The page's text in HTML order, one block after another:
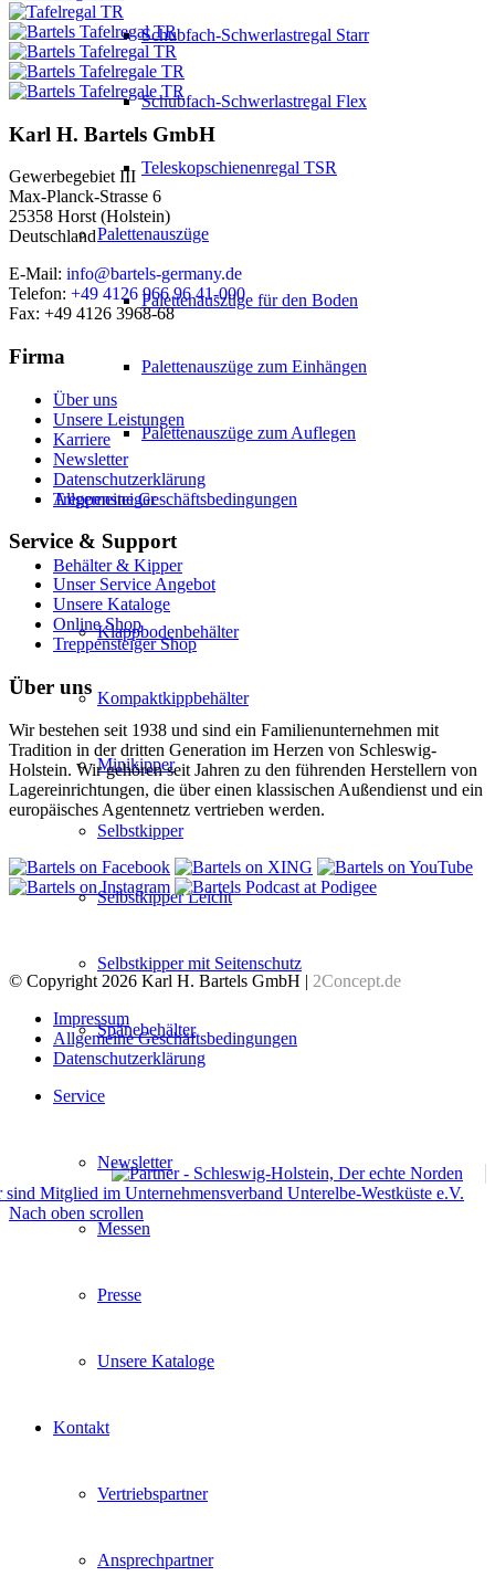
Schubfach-Schwerlastregal Starr
Schubfach-Schwerlastregal Flex
Teleskopschienenregal TSR
Palettenauszüge
Palettenauszüge für den Boden
Palettenauszüge zum Einhängen
Palettenauszüge zum Auflegen
Treppensteiger
Behälter & Kipper
Klappbodenbehälter
Kompaktkippbehälter
Minikipper
Selbstkipper
Selbstkipper Leicht
Selbstkipper mit Seitenschutz
Spänebehälter
Service
Newsletter
Messen
Presse
Unsere Kataloge
Kontakt
Vertriebspartner
Ansprechpartner
Karl H. Bartels GmbH
Gewerbegebiet III
Max-Planck-Strasse 6
25358 Horst (Holstein)
Deutschland
E-Mail: info@bartels-germany.de
Telefon: +49 4126 966 96 41-000
Fax: +49 4126 3968-68
Firma
Über uns
Unsere Leistungen
Karriere
Newsletter
Datenschutzerklärung
Allgemeine Geschäftsbedingungen
Service & Support
Unser Service Angebot
Unsere Kataloge
Online Shop
Treppensteiger Shop
Über uns
Wir bestehen seit 1938 und sind ein Familienunternehmen mit
Tradition in der dritten Generation im Herzen von Schleswig-
Holstein. Wir gehören seit Jahren zu den führenden Herstellern von
Lagereinrichtungen, die über einen klassischen Außendienst und ein
europäisches Agentennetz vertrieben werden.
© Copyright 2026 Karl H. Bartels GmbH | 2Concept.de
Impressum
Allgemeine Geschäftsbedingungen
Datenschutzerklärung
Nach oben scrollen